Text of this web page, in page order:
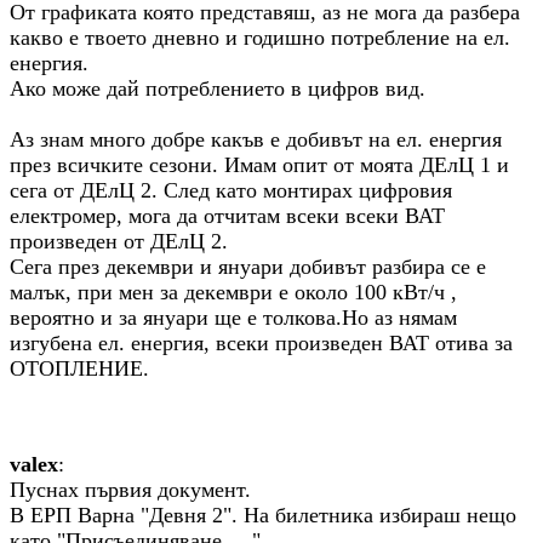
От графиката която представяш, аз не мога да разбера
какво е твоето дневно и годишно потребление на ел.
енергия.
Ако може дай потреблението в цифров вид.
Аз знам много добре какъв е добивът на ел. енергия
през всичките сезони. Имам опит от моята ДЕлЦ 1 и
сега от ДЕлЦ 2. След като монтирах цифровия
електромер, мога да отчитам всеки всеки ВАТ
произведен от ДЕлЦ 2.
Сега през декември и януари добивът разбира се е
малък, при мен за декември е около 100 кВт/ч ,
вероятно и за януари ще е толкова.Но аз нямам
изгубена ел. енергия, всеки произведен ВАТ отива за
ОТОПЛЕНИЕ.
valex:
Пуснах първия документ.
В ЕРП Варна "Девня 2". На билетника избираш нещо